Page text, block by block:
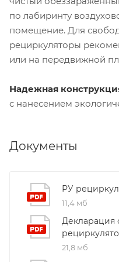
по лабиринту
помещение. Для
рециркуляторы
или на передвижной
Надежная
с нанесением
Документы
РУ
11,4 мб
Декларация
21,8 мб